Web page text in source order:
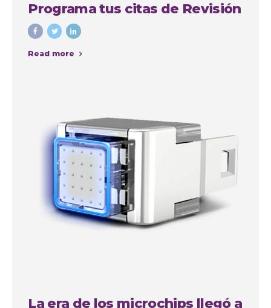
Programa tus citas de Revisión
Read more
La era de los microchips llegó a